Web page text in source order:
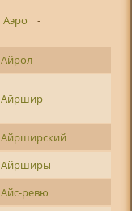
Аэро -
Айрол
Айршир
Айрширский
Айрширы
Айс-ревю